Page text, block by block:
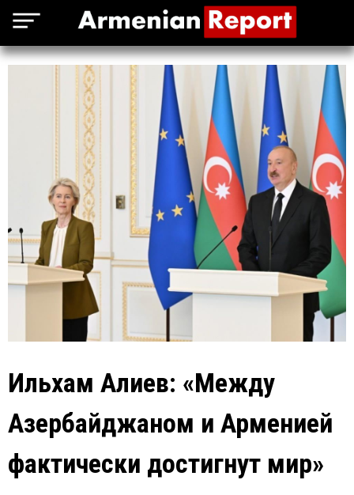
Ильхам Алиев: «Между
Азербайджаном и Арменией
фактически достигнут мир»